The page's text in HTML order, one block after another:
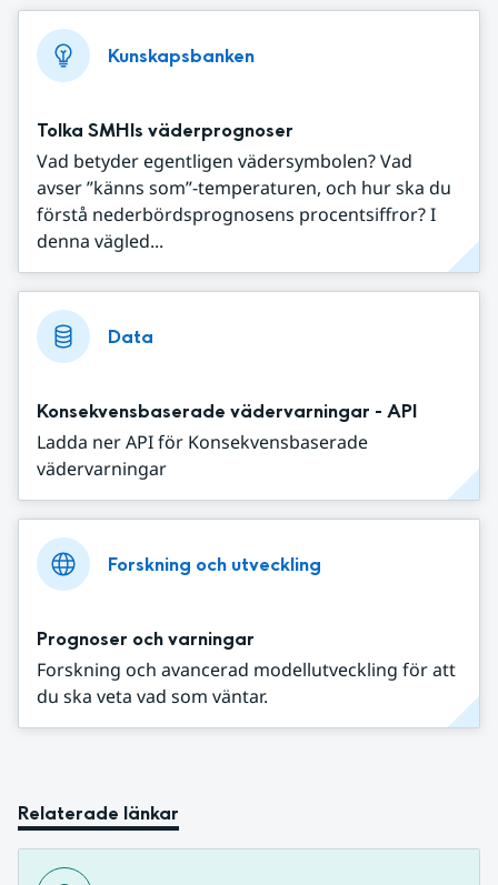
Kunskapsbanken
Tolka SMHIs väderprognoser
Vad betyder egentligen vädersymbolen? Vad
avser ”känns som”-temperaturen, och hur ska du
förstå nederbördsprognosens procentsiffror? I
denna vägled...
Data
Konsekvensbaserade vädervarningar - API
Ladda ner API för Konsekvensbaserade
vädervarningar
Forskning och utveckling
Prognoser och varningar
Forskning och avancerad modellutveckling för att
du ska veta vad som väntar.
Relaterade länkar